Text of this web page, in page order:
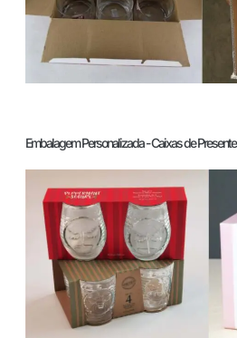
Embalagem Personalizada - Caixas de Presente